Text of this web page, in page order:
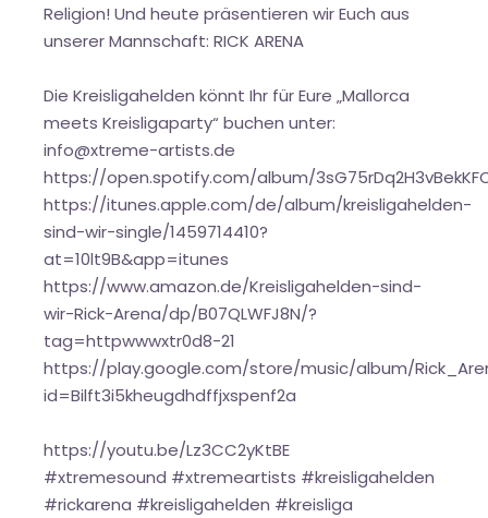
Religion! Und heute präsentieren wir Euch aus
unserer Mannschaft: RICK ARENA
Die Kreisligahelden könnt Ihr für Eure „Mallorca
meets Kreisligaparty“ buchen unter:
info@xtreme-artists.de
https://open.spotify.com/album/
https://itunes.apple.com/de/album/kreisligahelden-
sind-wir-single/1459714410?
at=10lt9B&app=itunes
https://www.amazon.de/Kreisligahelden-sind-
wir-Rick-Arena/dp/B07QLWFJ8N/?
tag=httpwwwxtr0d8-21
https://play.google.com/store/music/album/
id=Bilft3i5kheugdhdffjxspenf2a
https://youtu.be/Lz3CC2yKtBE
#xtremesound #xtremeartists #kreisligahelden
#rickarena #kreisligahelden #kreisliga